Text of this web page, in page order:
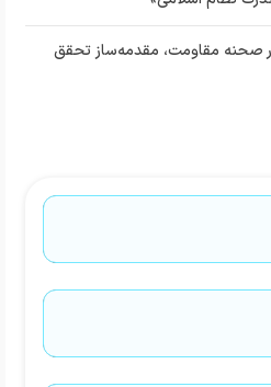
صحنه مقاومت، مقدمه‌ساز تحقق